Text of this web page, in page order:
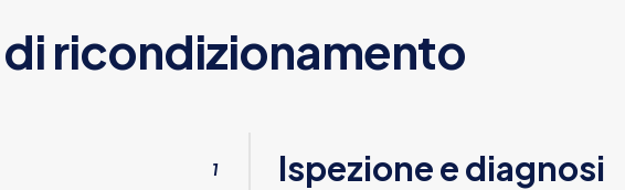
di ricondizionamento
1 Ispezione e diagnosi